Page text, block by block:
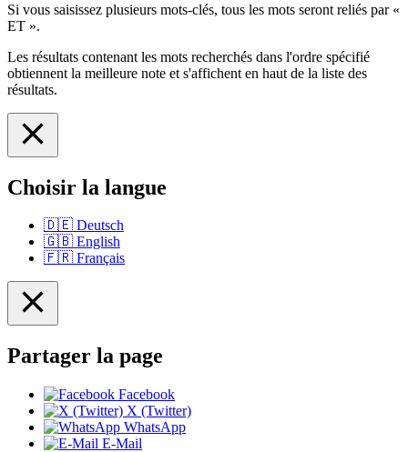
Si vous saisissez plusieurs mots-clés, tous les mots seront reliés par «
ET ».
Les résultats contenant les mots recherchés dans l'ordre spécifié
obtiennent la meilleure note et s'affichent en haut de la liste des
résultats.
Choisir la langue
🇩🇪 Deutsch
🇬🇧 English
🇫🇷 Français
Partager la page
Facebook
X (Twitter)
WhatsApp
E-Mail